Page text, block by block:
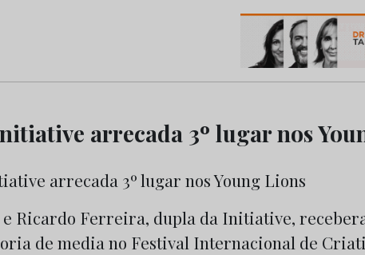
do Marketing e da Publicidade
arrecada 3º lugar nos
e Ricardo Ferreira, dupla da Initiative,
de media no Festival Internacional de